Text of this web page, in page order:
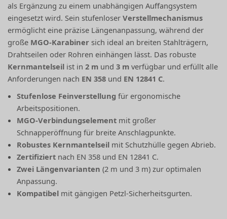
als Ergänzung zu einem unabhängigen Auffangsystem
eingesetzt wird. Sein stufenloserVerstellmechanismus
ermöglicht eine präzise Längenanpassung, während der
große MGO-Karabiner sich ideal an breiten Stahlträgern,
Drahtseilen oder Rohren einhängen lässt. Das robuste
Kernmantelseil ist in2 m und3 m verfügbar und erfüllt alle
Anforderungen nach EN 358 und EN 12841 C.
Stufenlose Feinverstellung für ergonomische
Arbeitspositionen.
MGO-Verbindungselement mit großer
Schnapperöffnung für breite Anschlagpunkte.
Robustes Kernmantelseil mit Schutzhülle gegen Abrieb.
Zertifiziert nach EN 358 und EN 12841 C.
Zwei Längenvarianten (2 m und 3 m) zur optimalen
Anpassung.
Kompatibel mit gängigen Petzl-Sicherheitsgurten.